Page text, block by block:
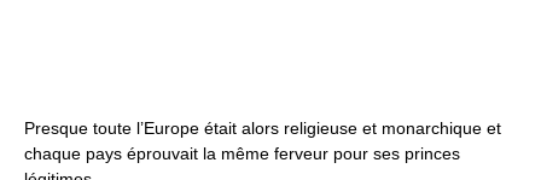
Presque toute l’Europe était alors religieuse et monarchique et
chaque pays éprouvait la même ferveur pour ses princes